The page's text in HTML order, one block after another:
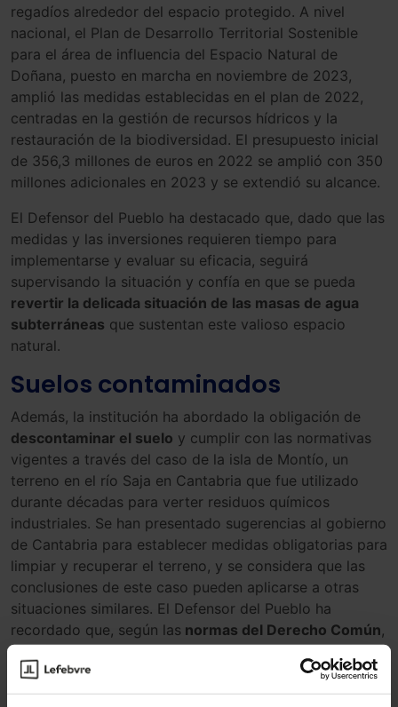
regadíos alrededor del espacio protegido. A nivel
nacional, el Plan de Desarrollo Territorial Sostenible
para el área de influencia del Espacio Natural de
Doñana, puesto en marcha en noviembre de 2023,
amplió las medidas establecidas en el plan de 2022,
centradas en la gestión de recursos hídricos y la
restauración de la biodiversidad. El presupuesto inicial
de 356,3 millones de euros en 2022 se amplió con 350
millones adicionales en 2023 y se extendió su alcance.
El Defensor del Pueblo ha destacado que, dado que las
medidas y las inversiones requieren tiempo para
implementarse y evaluar su eficacia, seguirá
supervisando la situación y confía en que se pueda
revertir la delicada situación de las masas de agua
subterráneas que sustentan este valioso espacio
natural.
Suelos contaminados
Además, la institución ha abordado la obligación de
descontaminar el suelo y cumplir con las normativas
vigentes a través del caso de la isla de Montío, un
terreno en el río Saja en Cantabria que fue utilizado
durante décadas para verter residuos químicos
industriales. Se han presentado sugerencias al gobierno
de Cantabria para establecer medidas obligatorias para
limpiar y recuperar el terreno, y se considera que las
conclusiones de este caso pueden aplicarse a otras
situaciones similares. El Defensor del Pueblo ha
recordado que, según las normas del Derecho Común,
cualquier actividad que pueda causar molestias, daños
o perjuicios debe ser evaluada y se deben
implementar medidas correctoras.